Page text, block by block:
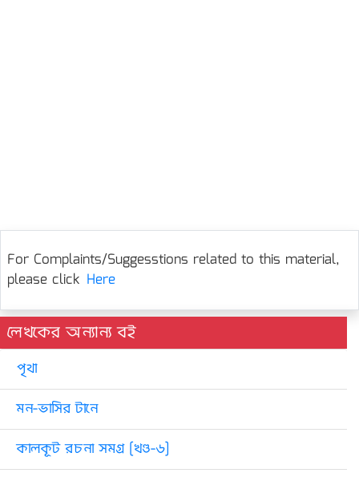
For Complaints/Suggesstions related to this material,
please click Here
লেখকের অন্যান্য বই
পৃথা
মন-ভাসির টানে
কালকূট রচনা সমগ্র [খণ্ড-৬]